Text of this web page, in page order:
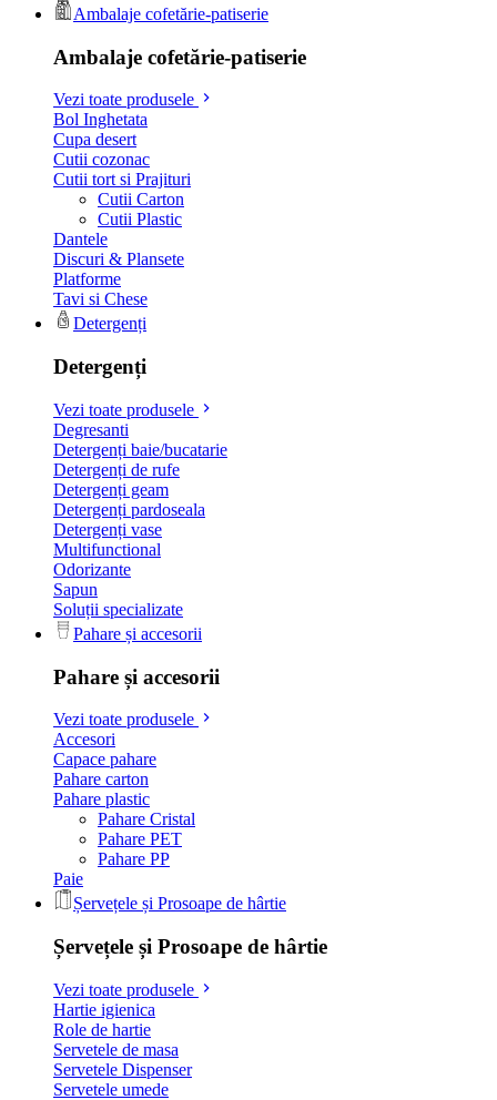
Ambalaje cofetărie-patiserie
Ambalaje cofetărie-patiserie
Vezi toate produsele
Bol Inghetata
Cupa desert
Cutii cozonac
Cutii tort si Prajituri
Cutii Carton
Cutii Plastic
Dantele
Discuri & Plansete
Platforme
Tavi si Chese
Detergenți
Detergenți
Vezi toate produsele
Degresanti
Detergenți baie/bucatarie
Detergenți de rufe
Detergenți geam
Detergenți pardoseala
Detergenți vase
Multifunctional
Odorizante
Sapun
Soluții specializate
Pahare și accesorii
Pahare și accesorii
Vezi toate produsele
Accesori
Capace pahare
Pahare carton
Pahare plastic
Pahare Cristal
Pahare PET
Pahare PP
Paie
Șervețele și Prosoape de hârtie
Șervețele și Prosoape de hârtie
Vezi toate produsele
Hartie igienica
Role de hartie
Servetele de masa
Servetele Dispenser
Servetele umede